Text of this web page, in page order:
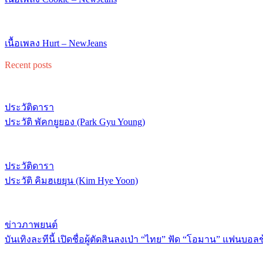
เนื้อเพลง Hurt – NewJeans
Recent posts
ประวัติดารา
ประวัติ พัคกยูยอง (Park Gyu Young)
ประวัติดารา
ประวัติ คิมฮเยยุน (Kim Hye Yoon)
ข่าวภาพยนต์
บันเทิงละทีนี้ เปิดชื่อผู้ตัดสินลงเป่า “ไทย” ฟัด “โอมาน” แฟนบอ